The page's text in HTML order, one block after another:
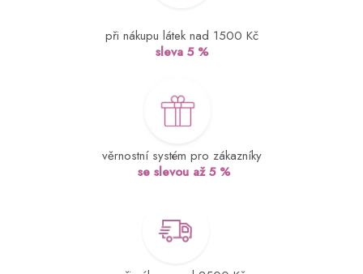
při nákupu látek nad 1500 Kč
sleva 5 %
věrnostní systém pro zákazníky
se slevou až 5 %